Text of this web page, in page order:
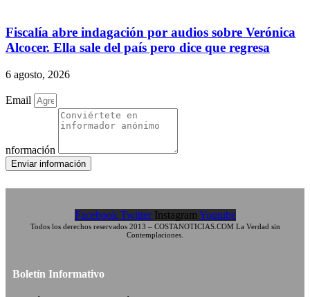
Fiscalía abre indagación por audios sobre Verónica
Alcocer. Ella sale del país pero dice que regresa
6 agosto, 2026
Email
nformación
Enviar información
Facebook Twitter Instagram Youtube
Todos los derechos reservados 2013 – COSTANOTICIAS.COM La Verdad sin
Contemplaciones.
Boletín Informativo